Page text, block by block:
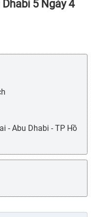
5 Ngày 4
- Abu Dhabi - TP Hồ